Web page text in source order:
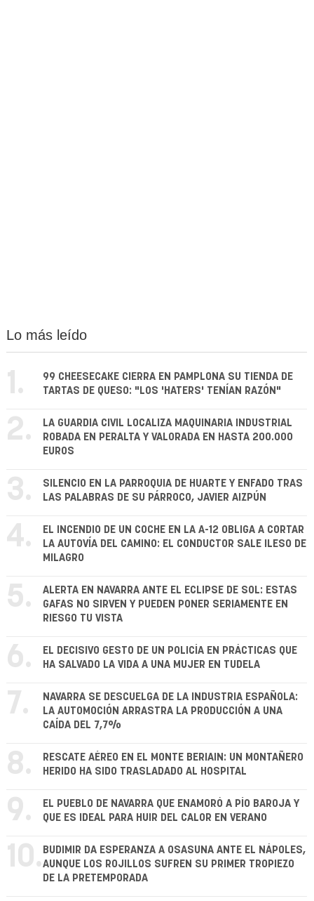
Lo más leído
1.
99 CHEESECAKE CIERRA EN PAMPLONA SU TIENDA DE
TARTAS DE QUESO: "LOS 'HATERS' TENÍAN RAZÓN"
2.
LA GUARDIA CIVIL LOCALIZA MAQUINARIA INDUSTRIAL
ROBADA EN PERALTA Y VALORADA EN HASTA 200.000
EUROS
3.
SILENCIO EN LA PARROQUIA DE HUARTE Y ENFADO TRAS
LAS PALABRAS DE SU PÁRROCO, JAVIER AIZPÚN
4.
EL INCENDIO DE UN COCHE EN LA A-12 OBLIGA A CORTAR
LA AUTOVÍA DEL CAMINO: EL CONDUCTOR SALE ILESO DE
MILAGRO
5.
ALERTA EN NAVARRA ANTE EL ECLIPSE DE SOL: ESTAS
GAFAS NO SIRVEN Y PUEDEN PONER SERIAMENTE EN
RIESGO TU VISTA
6.
EL DECISIVO GESTO DE UN POLICÍA EN PRÁCTICAS QUE
HA SALVADO LA VIDA A UNA MUJER EN TUDELA
7.
NAVARRA SE DESCUELGA DE LA INDUSTRIA ESPAÑOLA:
LA AUTOMOCIÓN ARRASTRA LA PRODUCCIÓN A UNA
CAÍDA DEL 7,7%
8.
RESCATE AÉREO EN EL MONTE BERIAIN: UN MONTAÑERO
HERIDO HA SIDO TRASLADADO AL HOSPITAL
9.
EL PUEBLO DE NAVARRA QUE ENAMORÓ A PÍO BAROJA Y
QUE ES IDEAL PARA HUIR DEL CALOR EN VERANO
10. BUDIMIR DA ESPERANZA A OSASUNA ANTE EL NÁPOLES,
AUNQUE LOS ROJILLOS SUFREN SU PRIMER TROPIEZO
DE LA PRETEMPORADA